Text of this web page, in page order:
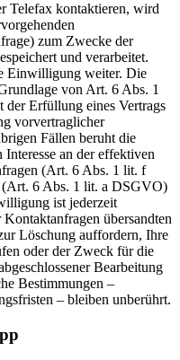
Telefax kontaktieren, wird
zum Zwecke der
und verarbeitet.
Einwilligung weiter. Die
von Art. 6 Abs. 1
Erfüllung eines Vertrags
vorvertraglicher
Fällen beruht die
an der effektiven
(Art. 6 Abs. 1 lit. f
6 Abs. 1 lit. a DSGVO)
ist jederzeit
übersandten
Löschung auffordern, Ihre
oder der Zweck für die
Bearbeitung
Bestimmungen –
– bleiben unberührt.